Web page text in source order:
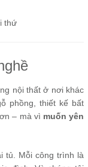
thứ
nội thất ở nơi khác
phồng, thiết kế bất
– mà vì muốn yên
tủ. Mỗi công trình là